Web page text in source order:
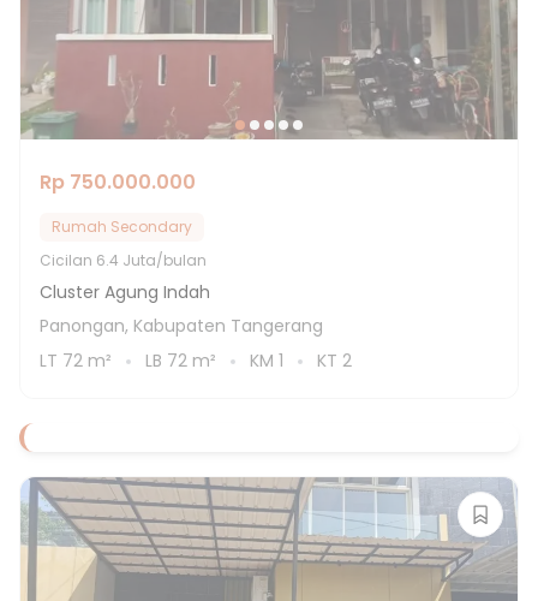
Rp 750.000.000
Rumah Secondary
Cicilan 6.4 Juta/bulan
Cluster Agung Indah
Panongan, Kabupaten Tangerang
LT 72 m² LB 72 m² KM 1 KT 2